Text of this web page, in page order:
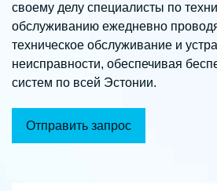
своему делу специалисты по
обслуживанию ежедневно
техническое обслуживание и
неисправности, обеспечивая
систем по всей Эстонии.
Отправить запрос